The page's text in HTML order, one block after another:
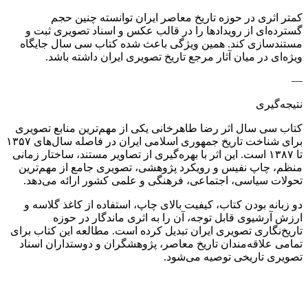
کمتر اثری در حوزه تاریخ معاصر ایران توانسته چنین حجم
گسترده‌ای از رویدادها را در قالب عکس و اسناد تصویری ثبت و
مستندسازی کند. همین ویژگی باعث شده کتاب سی سال جایگاه
ویژه‌ای در میان آثار مرجع تاریخ تصویری ایران داشته باشد.
—
نتیجه‌گیری
کتاب سی سال اثر رضا طاهرخانی یکی از مهم‌ترین منابع تصویری
برای شناخت تاریخ جمهوری اسلامی ایران در فاصله سال‌های ۱۳۵۷
تا ۱۳۸۷ است. این اثر با بهره‌گیری از تصاویر مستند، ساختار زمانی
منظم، چاپ نفیس و رویکرد پژوهشی، تصویری جامع از مهم‌ترین
تحولات سیاسی، اجتماعی، فرهنگی و علمی کشور ارائه می‌دهد.
دو زبانه بودن کتاب، کیفیت بالای چاپ، استفاده از کاغذ گلاسه و
ارزش آرشیوی قابل توجه، آن را به اثری ماندگار در حوزه
تاریخ‌نگاری تصویری ایران تبدیل کرده است. مطالعه این کتاب برای
تمامی علاقه‌مندان تاریخ معاصر، پژوهشگران و دوستداران اسناد
تصویری تاریخی توصیه می‌شود.